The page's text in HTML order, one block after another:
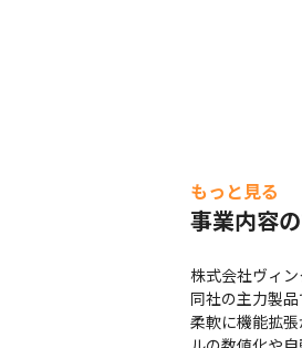
もっと見る
事業内容
株式会社ヴィ
同社の主力製
柔軟に機能拡